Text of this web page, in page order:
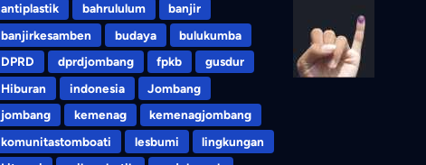
antiplastik bahrululum
banjir
banjirkesamben
budaya
bulukumba
DPRD
dprdjombang fpkb
gusdur
Hiburan
indonesia
Jombang
jombang
kemenag
kemenagjombang
komunitastomboati
lesbumi
lingkungan